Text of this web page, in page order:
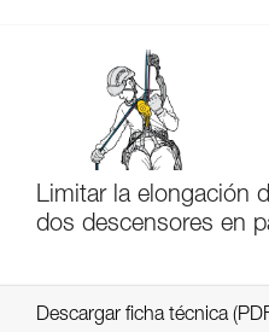
Limitar la elongación
dos descensores en
Descargar ficha técnica